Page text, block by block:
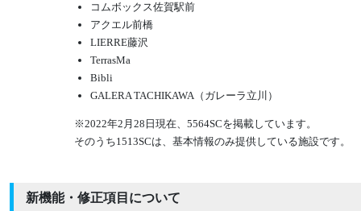
コムボックス佐賀駅前
アクエル前橋
LIERRE藤沢
TerrasMa
Bibli
GALERA TACHIKAWA（ガレーラ立川）
※2022年2月28日現在、5564SCを掲載しています。
そのうち1513SCは、基本情報のみ提供している施設です。
新機能・修正項目について